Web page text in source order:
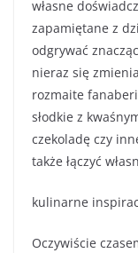
własne
zapamiętane z
odgrywać
nieraz się
rozmaite
słodkie z
czekoladę czy
także łączyć
kulinarne
Oczywiście